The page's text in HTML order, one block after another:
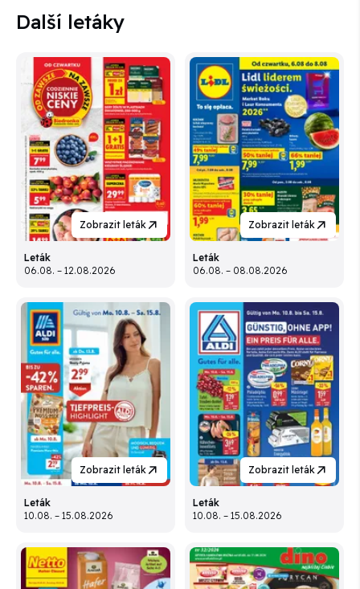
Další letáky
Zobrazit leták
Leták
06.08. – 12.08.2026
Zobrazit leták
Leták
06.08. – 08.08.2026
Zobrazit leták
Leták
10.08. – 15.08.2026
Zobrazit leták
Leták
10.08. – 15.08.2026